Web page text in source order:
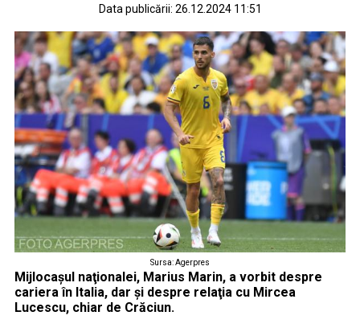
Data publicării: 26.12.2024 11:51
Sursa: Agerpres
Mijlocaşul naţionalei, Marius Marin, a vorbit despre
cariera în Italia, dar şi despre relaţia cu Mircea
Lucescu, chiar de Crăciun.